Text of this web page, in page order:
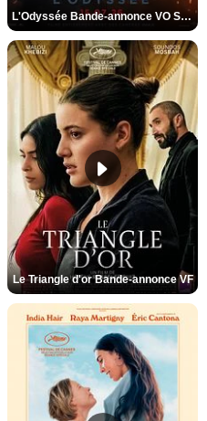
L'Odyssée Bande-annonce VO STFR
Le Triangle d'or Bande-annonce VF